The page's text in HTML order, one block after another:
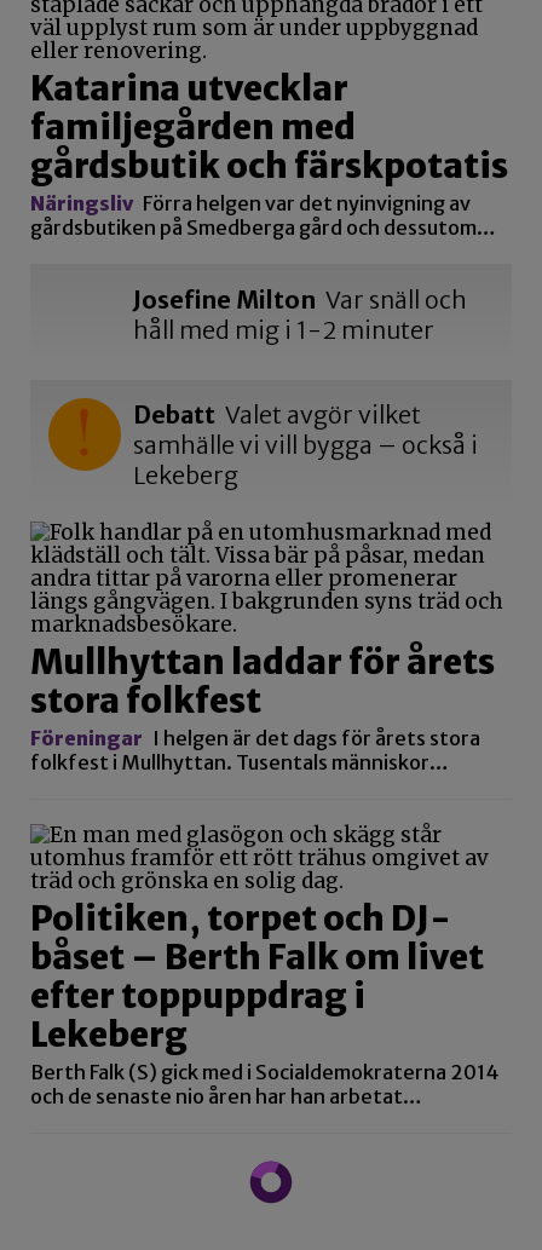
Katarina utvecklar
familjegården med
gårdsbutik och färskpotatis
Näringsliv Förra helgen var det nyinvigning av
gårdsbutiken på Smedberga gård och dessutom…
Josefine Milton Var snäll och
håll med mig i 1-2 minuter
Debatt Valet avgör vilket
samhälle vi vill bygga – också i
Lekeberg
Mullhyttan laddar för årets
stora folkfest
Föreningar I helgen är det dags för årets stora
folkfest i Mullhyttan. Tusentals människor…
Politiken, torpet och DJ-
båset – Berth Falk om livet
efter toppuppdrag i
Lekeberg
Berth Falk (S) gick med i Socialdemokraterna 2014
och de senaste nio åren har han arbetat…